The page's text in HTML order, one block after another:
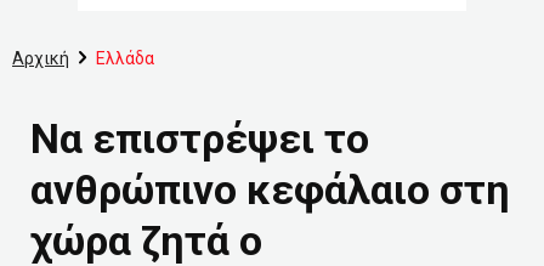
Αρχική Ελλάδα
Να επιστρέψει το
ανθρώπινο κεφάλαιο στη
χώρα ζητά ο